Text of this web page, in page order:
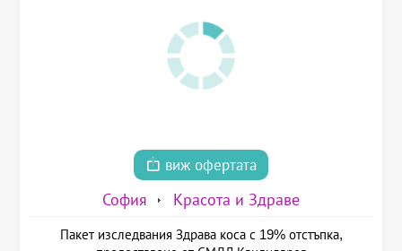
виж офертата
София Красота и Здраве
Пакет изследвания Здрава коса с 19% отстъпка,